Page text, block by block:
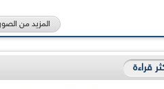
المزيد من الصور
قراءة